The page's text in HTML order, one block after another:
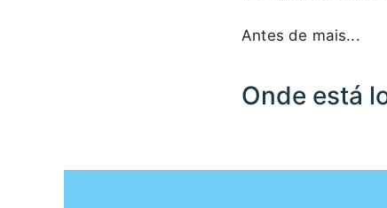
Antes de mais...
Onde está